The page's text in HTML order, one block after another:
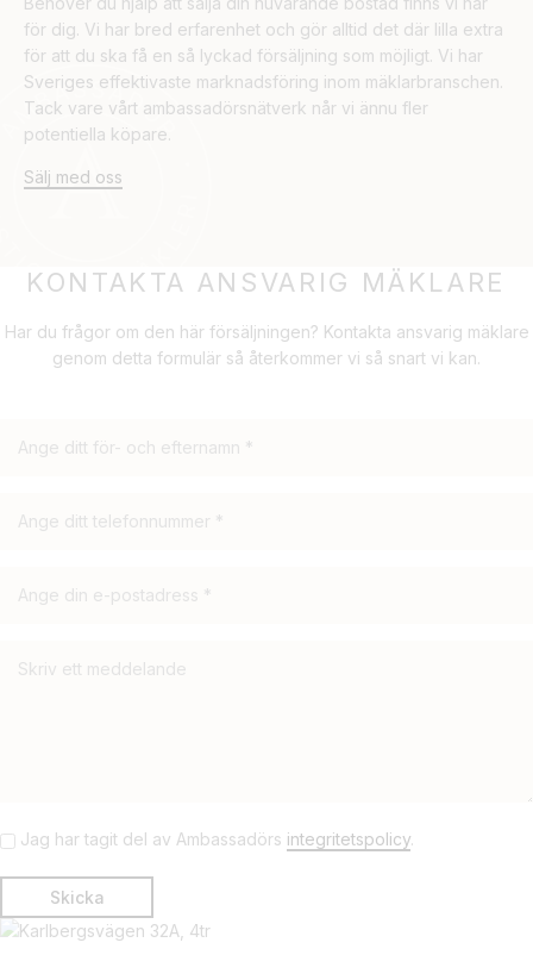
för dig. Vi har bred erfarenhet och gör alltid det där lilla extra
för att du ska få en så lyckad försäljning som möjligt. Vi har
Sveriges effektivaste marknadsföring inom mäklarbranschen.
Tack vare vårt ambassadörsnätverk når vi ännu fler
potentiella köpare.
Sälj med oss
KONTAKTA ANSVARIG MÄKLARE
Har du frågor om den här försäljningen? Kontakta ansvarig mäklare
genom detta formulär så återkommer vi så snart vi kan.
Jag har tagit del av Ambassadörs integritetspolicy.